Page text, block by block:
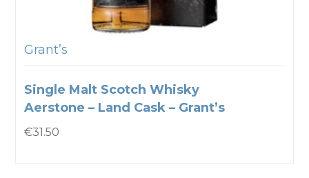
Grant’s
Single Malt Scotch Whisky
Aerstone – Land Cask – Grant’s
€31.50